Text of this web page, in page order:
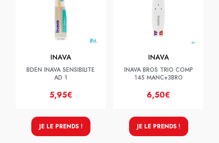
INAVA
BDEN INAVA SENSIBILITE
AD 1
5,95€
JE LE PRENDS !
INAVA
INAVA BROS TRIO COMP
145 MANC+3BRO
6,50€
JE LE PRENDS !